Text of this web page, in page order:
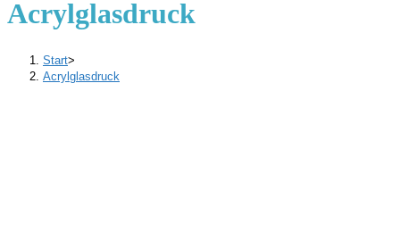
Acrylglasdruck
Start>
Acrylglasdruck